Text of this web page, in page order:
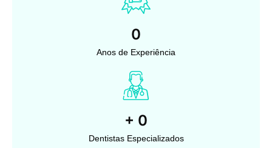
0
Anos de Experiência
+ 0
Dentistas Especializados